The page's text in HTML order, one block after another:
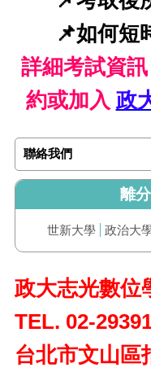
📌如何短
詳細考試資
約或加入 政
聯絡我們
離
世新大學 政治大
政大志光數位
TEL. 02-
台北市文山區